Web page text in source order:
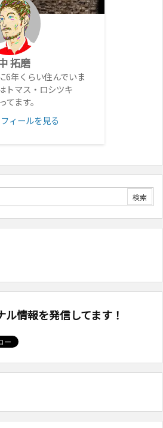
拓磨
6年くらい住んでいま
トマス・ロシツキ
てます。
ィールを見る
情報を発信してます！